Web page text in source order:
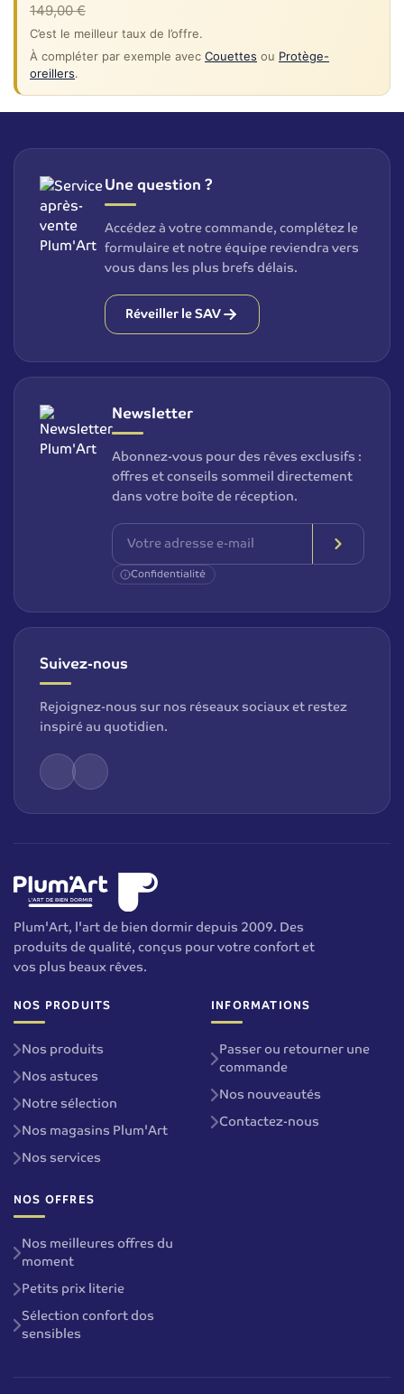
149,00 €
C’est le meilleur taux de l’offre.
À compléter par exemple avec Couettes ou Protège-
oreillers.
Une question ?
Accédez à votre commande, complétez le
formulaire et notre équipe reviendra vers
vous dans les plus brefs délais.
Réveiller le SAV
Newsletter
Abonnez-vous pour des rêves exclusifs :
offres et conseils sommeil directement
dans votre boîte de réception.
Confidentialité
Suivez-nous
Rejoignez-nous sur nos réseaux sociaux et restez
inspiré au quotidien.
Plum'Art, l'art de bien dormir depuis 2009. Des
produits de qualité, conçus pour votre confort et
vos plus beaux rêves.
NOS PRODUITS
Nos produits
Nos astuces
Notre sélection
Nos magasins Plum'Art
Nos services
INFORMATIONS
Passer ou retourner une
commande
Nos nouveautés
Contactez-nous
NOS OFFRES
Nos meilleures offres du
moment
Petits prix literie
Sélection confort dos
sensibles